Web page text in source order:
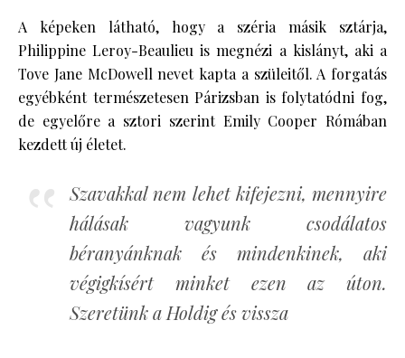
A képeken látható, hogy a széria másik sztárja,
Philippine Leroy-Beaulieu is megnézi a kislányt, aki a
Tove Jane McDowell nevet kapta a szüleitől. A forgatás
egyébként természetesen Párizsban is folytatódni fog,
de egyelőre a sztori szerint Emily Cooper Rómában
kezdett új életet.
Szavakkal nem lehet kifejezni, mennyire
hálásak vagyunk csodálatos
béranyánknak és mindenkinek, aki
végigkísért minket ezen az úton.
Szeretünk a Holdig és vissza